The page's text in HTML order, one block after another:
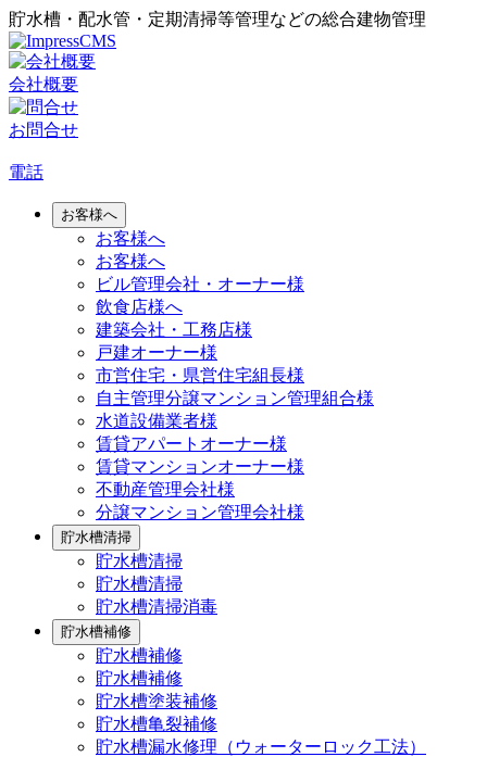
貯水槽・配水管・定期清掃等管理などの総合建物管理
会社概要
お問合せ
電話
お客様へ
お客様へ
お客様へ
ビル管理会社・オーナー様
飲食店様へ
建築会社・工務店様
戸建オーナー様
市営住宅・県営住宅組長様
自主管理分譲マンション管理組合様
水道設備業者様
賃貸アパートオーナー様
賃貸マンションオーナー様
不動産管理会社様
分譲マンション管理会社様
貯水槽清掃
貯水槽清掃
貯水槽清掃
貯水槽清掃消毒
貯水槽補修
貯水槽補修
貯水槽補修
貯水槽塗装補修
貯水槽亀裂補修
貯水槽漏水修理（ウォーターロック工法）